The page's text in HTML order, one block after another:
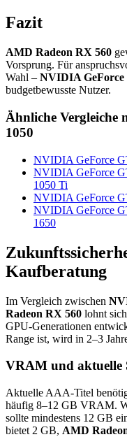
Fazit
AMD Radeon RX 560
Vorsprung. Für
Wahl – NVIDIA GeForce
budgetbewusste Nutzer.
Ähnliche
1050
NVIDIA GeForce
NVIDIA GeForce
1050 Ti
NVIDIA GeForce
NVIDIA GeForce
1650
Kaufberatung
Im Vergleich zwischen
Radeon RX 560 lohnt
GPU-Generationen
Range ist, wird in 2–3
VRAM und aktuelle
Aktuelle AAA-Titel
häufig 8–12 GB VRAM.
sollte mindestens 12 GB
bietet 2 GB, AMD